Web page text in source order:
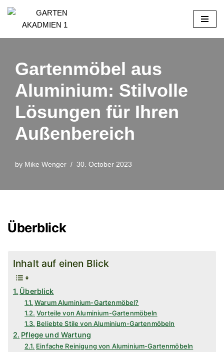
to
Gartenmöbel aus
Aluminium: Stilvolle
Lösungen für Ihren
Außenbereich
by Mike Wenger 30. October 2023
Überblick
Inhalt auf einen Blick
Überblick
Warum Aluminium-Gartenmöbel?
Vorteile von Aluminium-Gartenmöbeln
Beliebte Stile von Aluminium-Gartenmöbeln
Pflege und Wartung
Einfache Reinigung von Aluminium-Gartenmöbeln